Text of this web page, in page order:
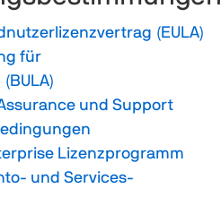
(EULA)
für
und Support
Lizenzprogramm
und Services-